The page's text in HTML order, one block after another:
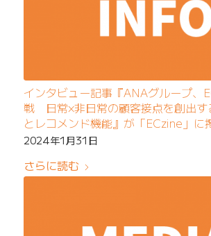
インタビュー記事『ANAグループ、
戦 日常×非日常の顧客接点を創出す
とレコメンド機能』が「ECzine」に
2024年1月31日
さらに読む